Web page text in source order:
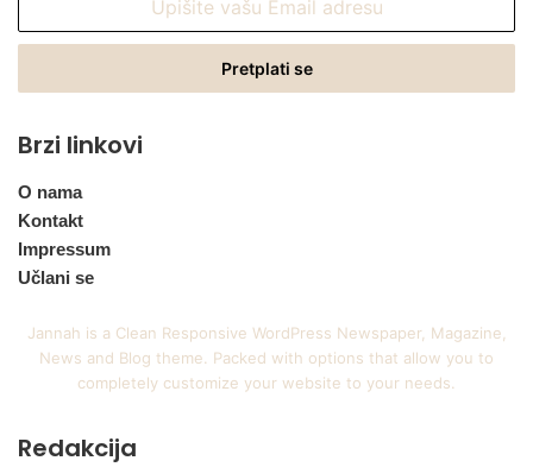
Email
Brzi linkovi
O nama
Kontakt
Impressum
Učlani se
Jannah is a Clean Responsive WordPress Newspaper, Magazine,
News and Blog theme. Packed with options that allow you to
completely customize your website to your needs.
Redakcija